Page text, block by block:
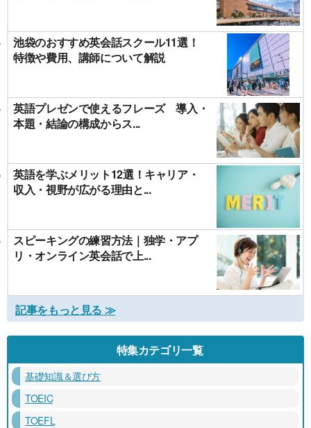
池袋のおすすめ英会話スクール11選！
特徴や費用、講師について解説
英語プレゼンで使えるフレーズ 導入・
本題・結論の構成からス...
英語を学ぶメリット12選！キャリア・
収入・視野が広がる理由と...
スピーキングの練習方法｜独学・アプ
リ・オンライン英会話で上...
記事をもっと見る ≫
特集カテゴリ一覧
基礎知識＆選び方
TOEIC
TOEFL